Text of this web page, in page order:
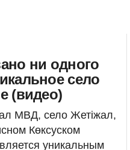
ни одного
село
(видео)
МВД, село Жетіжал,
Көксуском
уникальным